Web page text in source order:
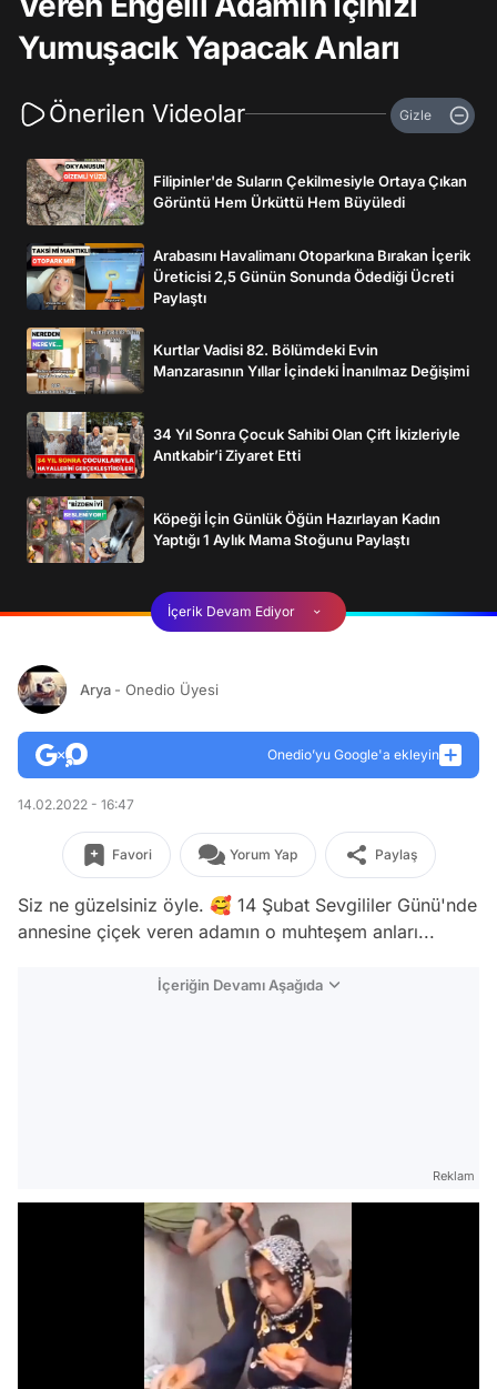
Yumuşacık Yapacak Anları
Önerilen Videolar Gizle
Filipinler'de Suların Çekilmesiyle Ortaya Çıkan
Görüntü Hem Ürküttü Hem Büyüledi
Arabasını Havalimanı Otoparkına Bırakan İçerik
Üreticisi 2,5 Günün Sonunda Ödediği Ücreti
Paylaştı
Kurtlar Vadisi 82. Bölümdeki Evin
Manzarasının Yıllar İçindeki İnanılmaz Değişimi
34 Yıl Sonra Çocuk Sahibi Olan Çift İkizleriyle
Anıtkabir’i Ziyaret Etti
Köpeği İçin Günlük Öğün Hazırlayan Kadın
Yaptığı 1 Aylık Mama Stoğunu Paylaştı
İçerik Devam Ediyor
Arya - Onedio Üyesi
Onedio’yu Google'a ekleyin
14.02.2022 - 16:47
Favori Yorum Yap Paylaş
Siz ne güzelsiniz öyle. 🥰 14 Şubat Sevgililer Günü'nde
annesine çiçek veren adamın o muhteşem anları...
İçeriğin Devamı Aşağıda
Reklam